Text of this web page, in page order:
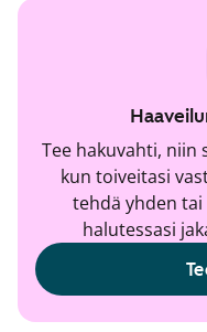
Tee hakuvahti, niin
kun toiveitasi
tehdä yhden
halutessasi